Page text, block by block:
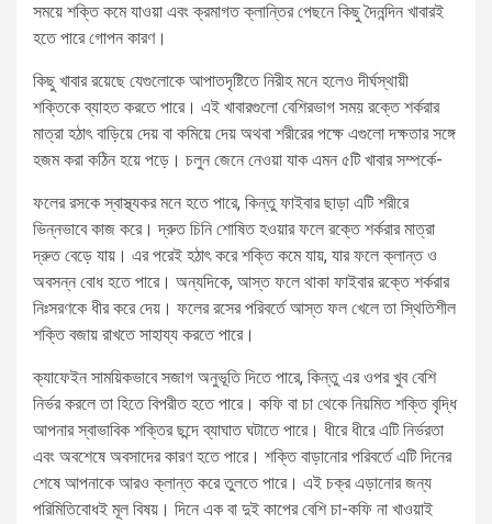
সময়ে শক্তি কমে যাওয়া এবং ক্রমাগত ক্লান্তির পেছনে কিছু দৈনন্দিন খাবারই
হতে পারে গোপন কারণ।
কিছু খাবার রয়েছে যেগুলোকে আপাতদৃষ্টিতে নিরীহ মনে হলেও দীর্ঘস্থায়ী
শক্তিকে ব্যাহত করতে পারে। এই খাবারগুলো বেশিরভাগ সময় রক্তে শর্করার
মাত্রা হঠাৎ বাড়িয়ে দেয় বা কমিয়ে দেয় অথবা শরীরের পক্ষে এগুলো দক্ষতার সঙ্গে
হজম করা কঠিন হয়ে পড়ে। চলুন জেনে নেওয়া যাক এমন ৫টি খাবার সম্পর্কে-
ফলের রসকে স্বাস্থ্যকর মনে হতে পারে, কিন্তু ফাইবার ছাড়া এটি শরীরে
ভিন্নভাবে কাজ করে। দ্রুত চিনি শোষিত হওয়ার ফলে রক্তে শর্করার মাত্রা
দ্রুত বেড়ে যায়। এর পরেই হঠাৎ করে শক্তি কমে যায়, যার ফলে ক্লান্ত ও
অবসন্ন বোধ হতে পারে। অন্যদিকে, আস্ত ফলে থাকা ফাইবার রক্তে শর্করার
নিঃসরণকে ধীর করে দেয়। ফলের রসের পরিবর্তে আস্ত ফল খেলে তা স্থিতিশীল
শক্তি বজায় রাখতে সাহায্য করতে পারে।
ক্যাফেইন সাময়িকভাবে সজাগ অনুভূতি দিতে পারে, কিন্তু এর ওপর খুব বেশি
নির্ভর করলে তা হিতে বিপরীত হতে পারে। কফি বা চা থেকে নিয়মিত শক্তি বৃদ্ধি
আপনার স্বাভাবিক শক্তির ছন্দে ব্যাঘাত ঘটাতে পারে। ধীরে ধীরে এটি নির্ভরতা
এবং অবশেষে অবসাদের কারণ হতে পারে। শক্তি বাড়ানোর পরিবর্তে এটি দিনের
শেষে আপনাকে আরও ক্লান্ত করে তুলতে পারে। এই চক্র এড়ানোর জন্য
পরিমিতিবোধই মূল বিষয়। দিনে এক বা দুই কাপের বেশি চা-কফি না খাওয়াই